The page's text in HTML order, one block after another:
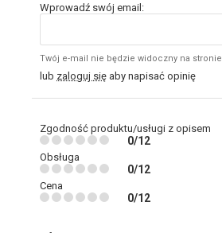
Wprowadź swój email:
Twój e-mail nie będzie widoczny na stronie
lub zaloguj się aby napisać opinię
Zgodność produktu/usługi z opisem
0/12
Obsługa
0/12
Cena
0/12